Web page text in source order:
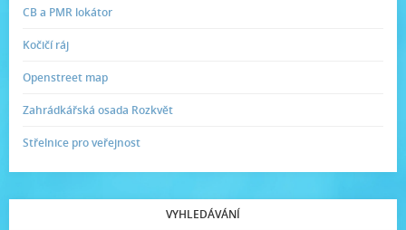
CB a PMR lokátor
Kočičí ráj
Openstreet map
Zahrádkářská osada Rozkvět
Střelnice pro veřejnost
VYHLEDÁVÁNÍ